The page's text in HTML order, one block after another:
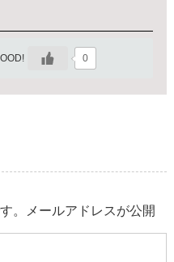
0
。メールアドレスが公開